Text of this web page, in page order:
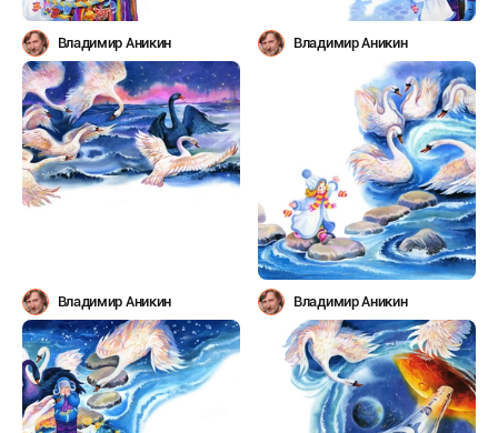
Владимир Аникин Владимир Аникин
Владимир Аникин Владимир Аникин